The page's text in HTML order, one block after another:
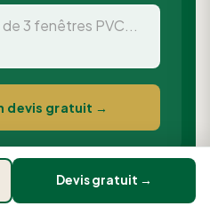
Devis gratuit →
devis gratuit →